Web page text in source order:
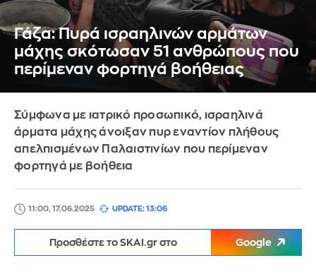
Γάζα: Πυρά ισραηλινών αρμάτων
μάχης σκότωσαν 51 ανθρώπους που
περίμεναν φορτηγά βοήθειας
Σύμφωνα με ιατρικό προσωπικό, ισραηλινά
άρματα μάχης άνοιξαν πυρ εναντίον πλήθους
απελπισμένων Παλαιστινίων που περίμεναν
φορτηγά με βοήθεια
11:00, 17.06.2025 UPDATE: 13:06
Προσθέστε το SKAI.gr στο Google